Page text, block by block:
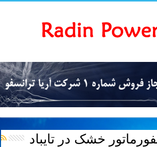
خشک در تایباد